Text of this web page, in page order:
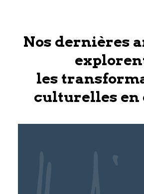
Nos dernières
les
culturelles en